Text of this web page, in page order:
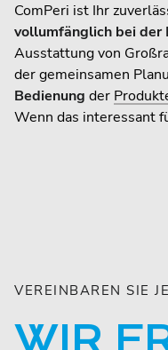
ComPeri ist Ihr
vollumfänglich bei der
Ausstattung von
der gemeinsamen
Bedienung der
Wenn das interessant
VEREINBAREN SIE
WIR